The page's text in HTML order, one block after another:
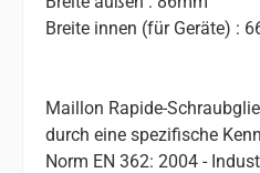
Breite innen (für Geräte) :
Maillon Rapide-
durch eine spezifische
Norm EN 362: 2004 -